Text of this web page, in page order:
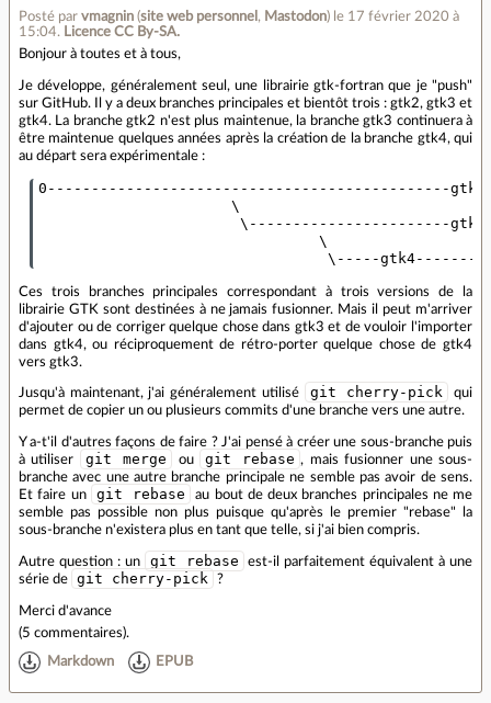
Posté par vmagnin (site web personnel , Mastodon) le 17 février 2020 à
15:04. Licence CC By‑SA.
Bonjour à toutes et à tous,
Je développe, généralement seul, une librairie gtk-fortran que je "push"
sur GitHub. Il y a deux branches principales et bientôt trois : gtk2, gtk3 et
gtk4. La branche gtk2 n'est plus maintenue, la branche gtk3 continuera à
être maintenue quelques années après la création de la branche gtk4, qui
au départ sera expérimentale :
0----------------------------------------------
                      \
\-----------------------
                                \
Ces trois branches principales correspondant à trois versions de la
librairie GTK sont destinées à ne jamais fusionner. Mais il peut m'arriver
d'ajouter ou de corriger quelque chose dans gtk3 et de vouloir l'importer
dans gtk4, ou réciproquement de rétro-porter quelque chose de gtk4
vers gtk3.
Jusqu'à maintenant, j'ai généralement utilisé git cherry-pick
qui
permet de copier un ou plusieurs commits d'une branche vers une autre.
Y a-t'il d'autres façons de faire ? J'ai pensé à créer une sous-branche puis
à utiliser
git merge ou git rebase , mais fusionner une sous-
branche avec une autre branche principale ne semble pas avoir de sens.
Et faire un
git rebase
au bout de deux branches principales ne me
semble pas possible non plus puisque qu'après le premier "rebase" la
sous-branche n'existera plus en tant que telle, si j'ai bien compris.
Autre question : un git rebase
est-il parfaitement équivalent à une
série de
git cherry-pick ?
Merci d'avance
(5 commentaires).
Markdown EPUB